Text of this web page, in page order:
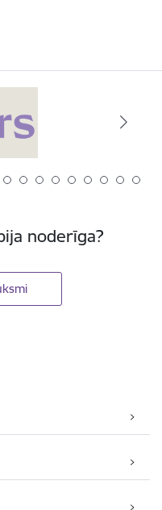
noderīga?